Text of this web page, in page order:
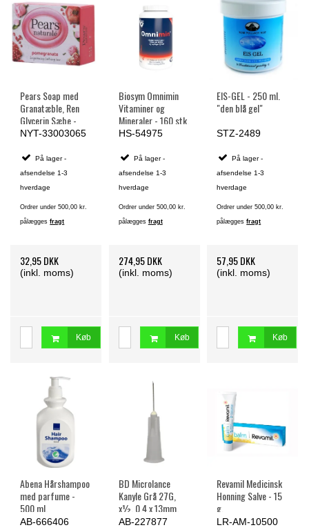
Pears Soap med
Granatæble, Ren
Glycerin Sæbe -
100 g.
NYT-33003065
På lager -
afsendelse 1-3
hverdage
Ordrer under 500,00 kr.
pålæggesfragt
32,95 DKK
(inkl. moms)
Køb
Biosym Omnimin
Vitaminer og
Mineraler - 160 stk.
HS-54975
På lager -
afsendelse 1-3
hverdage
Ordrer under 500,00 kr.
pålægges fragt
274,95 DKK
(inkl. moms)
Køb
EIS-GEL - 250 ml.
"den blå gel"
STZ-2489
På lager -
afsendelse 1-3
hverdage
Ordrer under 500,00 kr.
pålæggesfragt
57,95 DKK
(inkl. moms)
Køb
Abena Hårshampoo
med parfume -
500 ml.
AB-666406
BD Microlance
Kanyle Grå 27G,
x½, 0,4 x 13mm,
Steril - 100 stk.
AB-227877
Revamil Medicinsk
Honning Salve - 15
g.
LR-AM-10500